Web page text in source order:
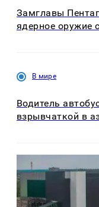
Замглавы
ядерное оружие
В мире
Водитель
взрывчаткой в